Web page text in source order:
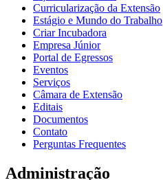
Curricularização da Extensão
Estágio e Mundo do Trabalho
Criar Incubadora
Empresa Júnior
Portal de Egressos
Eventos
Serviços
Câmara de Extensão
Editais
Documentos
Contato
Perguntas Frequentes
Administração